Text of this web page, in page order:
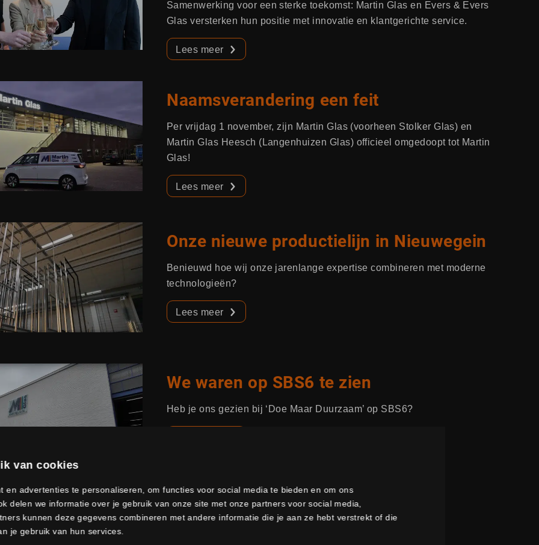
van cookies
en advertenties te personaliseren, om functies voor social media te bieden en om ons
delen we informatie over je gebruik van onze site met onze partners voor social media,
kunnen deze gegevens combineren met andere informatie die je aan ze hebt verstrekt of die
je gebruik van hun services.
Samenwerking voor een sterke toekomst: Martin Glas en Evers & Evers
Glas versterken hun positie met innovatie en klantgerichte service.
Lees meer
Naamsverandering een feit
Per vrijdag 1 november, zijn Martin Glas (voorheen Stolker Glas) en
Martin Glas Heesch (Langenhuizen Glas) officieel omgedoopt tot Martin
Glas!
Lees meer
Onze nieuwe productielijn in Nieuwegein
Benieuwd hoe wij onze jarenlange expertise combineren met moderne
technologieën?
Lees meer
We waren op SBS6 te zien
Heb je ons gezien bij ‘Doe Maar Duurzaam’ op SBS6?
Naamsverandering aankondiging